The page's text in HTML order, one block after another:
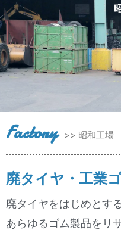
Factory >> 昭和工場
廃タイヤ・工業
廃タイヤをはじめとす
あらゆるゴム製品をリ